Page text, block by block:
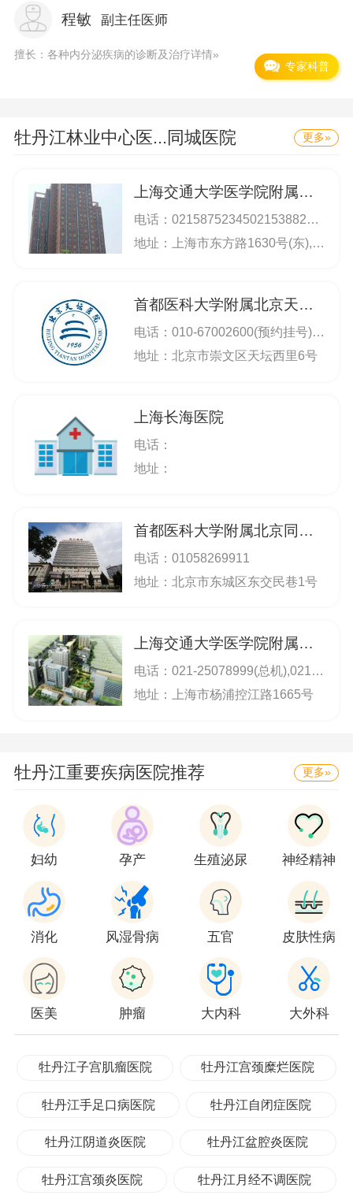
程敏 副主任医师
擅长：各种内分泌疾病的诊断及治疗详情»
专家科普
牡丹江林业中心医... 同城医院 更多»
上海交通大学医学院附属仁济医院
电话： 0215875234502153882113
地址：上海市东方路1630号(东),上海市山东中路145号(西)
首都医科大学附属北京天坛医院
电话： 010-67002600(预约挂号) 67096611(总机) 67056565(热线咨询) 67098588(特需门诊) 67096802(门诊办)
地址：北京市崇文区天坛西里6号
上海长海医院
电话：
地址：
首都医科大学附属北京同仁医院
电话： 01058269911
地址：北京市东城区东交民巷1号
上海交通大学医学院附属新华医院
电话： 021-25078999(总机),021-69692137(崇明分院)；021-25078999；
地址：上海市杨浦控江路1665号
牡丹江重要疾病医院推荐 更多»
妇幼 孕产 生殖泌尿 神经精神
消化 风湿骨病 五官 皮肤性病
医美 肿瘤 大内科 大外科
牡丹江子宫肌瘤医院 牡丹江宫颈糜烂医院
牡丹江手足口病医院 牡丹江自闭症医院
牡丹江阴道炎医院 牡丹江盆腔炎医院
牡丹江宫颈炎医院 牡丹江月经不调医院